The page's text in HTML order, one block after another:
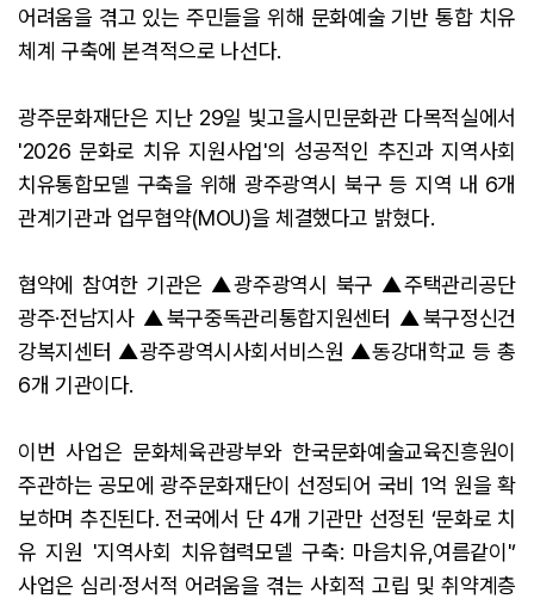
어려움을 겪고 있는 주민들을 위해 문화예술 기반 통합 치유
체계 구축에 본격적으로 나선다.
광주문화재단은 지난 29일 빛고을시민문화관 다목적실에서
'2026 문화로 치유 지원사업'의 성공적인 추진과 지역사회
치유통합모델 구축을 위해 광주광역시 북구 등 지역 내 6개
관계기관과 업무협약(MOU)을 체결했다고 밝혔다.
협약에 참여한 기관은 ▲광주광역시 북구 ▲주택관리공단
광주·전남지사 ▲북구중독관리통합지원센터 ▲북구정신건
강복지센터 ▲광주광역시사회서비스원 ▲동강대학교 등 총
6개 기관이다.
이번 사업은 문화체육관광부와 한국문화예술교육진흥원이
주관하는 공모에 광주문화재단이 선정되어 국비 1억 원을 확
보하며 추진된다. 전국에서 단 4개 기관만 선정된 ‘문화로 치
유 지원 '지역사회 치유협력모델 구축: 마음치유,여름같이'’
사업은 심리·정서적 어려움을 겪는 사회적 고립 및 취약계층